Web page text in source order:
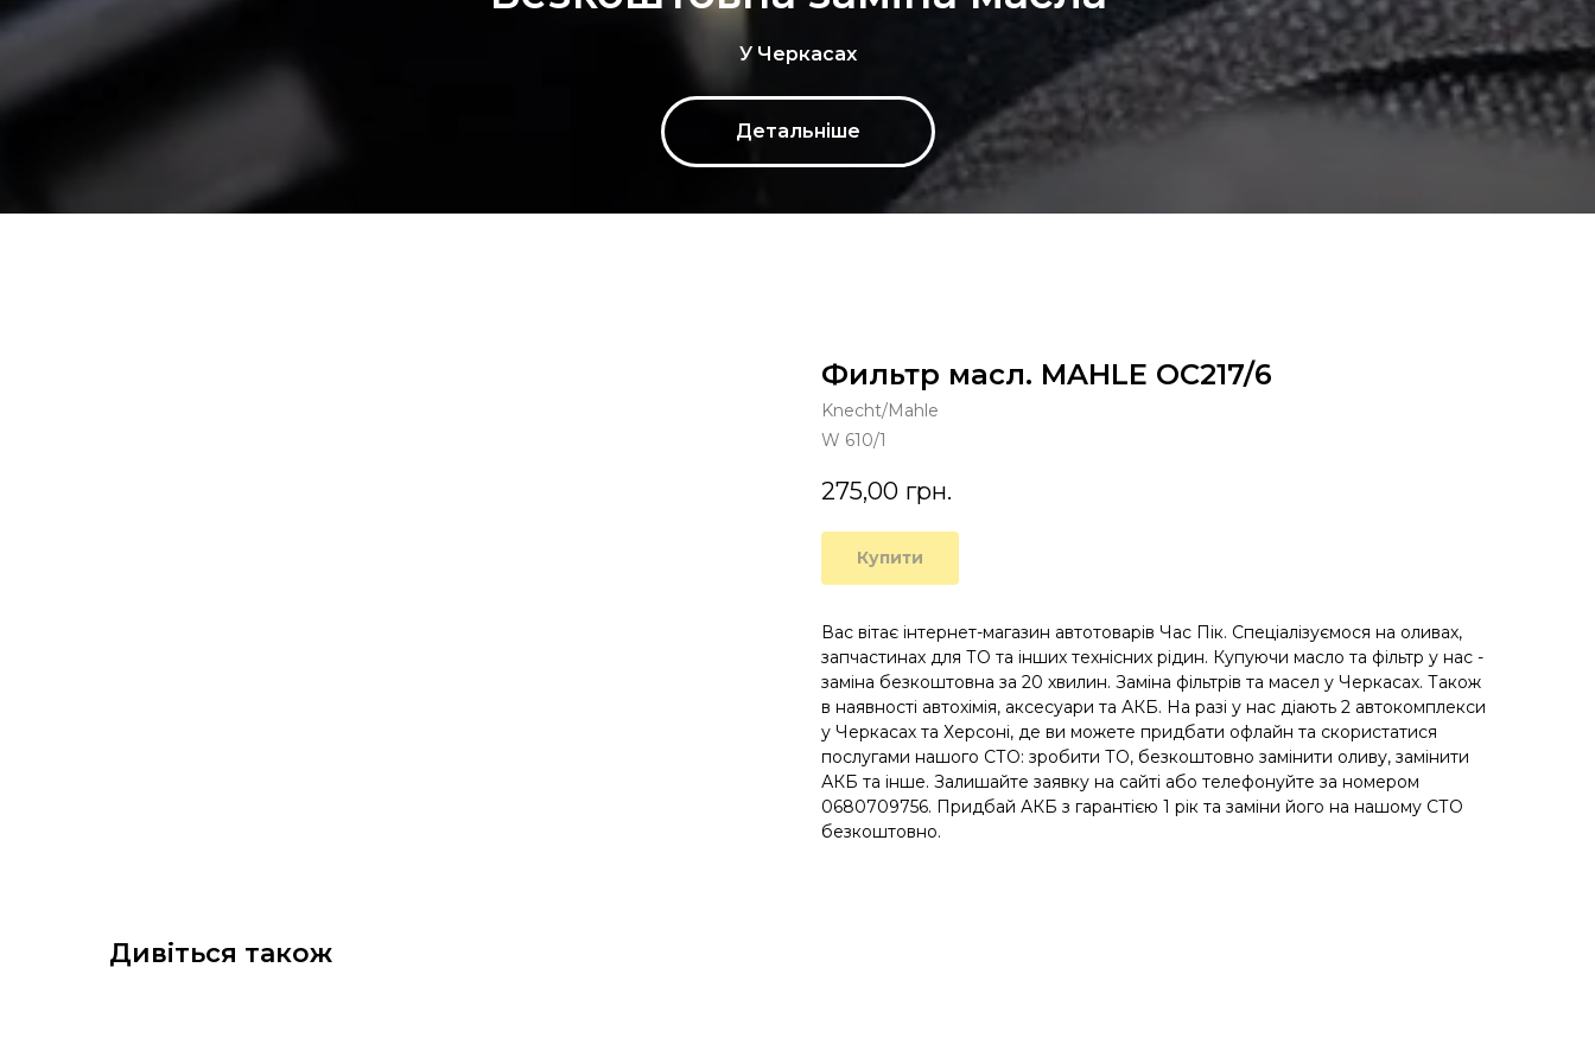
У Черкасах
Детальніше
Фильтр масл. MAHLE OC217/6
Knecht/Mahle
W 610/1
275,00 грн.
Купити
Вас вітає інтернет-магазин автотоварів Час Пік. Спеціалізуємося на оливах,
запчастинах для ТО та інших технісних рідин. Купуючи масло та фільтр у нас -
заміна безкоштовна за 20 хвилин. Заміна фільтрів та масел у Черкасах. Також
в наявності автохімія, аксесуари та АКБ. На разі у нас діають 2 автокомплекси
у Черкасах та Херсоні, де ви можете придбати офлайн та скористатися
послугами нашого СТО: зробити ТО, безкоштовно замінити оливу, замінити
АКБ та інше. Залишайте заявку на сайті або телефонуйте за номером
0680709756. Придбай АКБ з гарантією 1 рік та заміни його на нашому СТО
безкоштовно.
Дивіться також